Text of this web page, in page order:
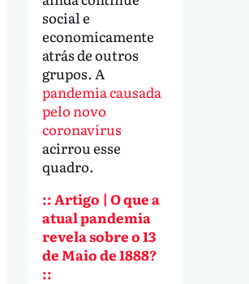
social e
economicamente
atrás de outros
grupos. A
pandemia causada
pelo novo
coronavírus
acirrou esse
quadro.
:: Artigo | O que a
atual pandemia
revela sobre o 13
de Maio de 1888?
::